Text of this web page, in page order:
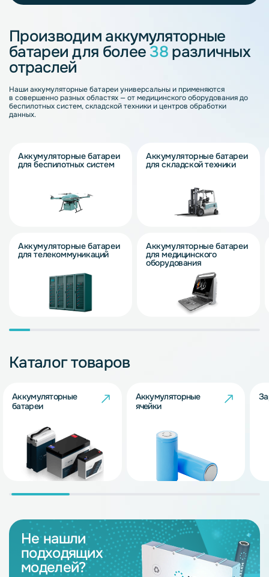
Производим аккумуляторные
батареи для более38 различных
отраслей
Наши аккумуляторные батареи универсальны и применяются
в совершенно разных областях — от медицинского оборудования до
беспилотных систем, складской техники и центров обработки
данных.
Аккумуляторные батареи
для беспилотных систем
Аккумуляторные батареи
для телекоммуникаций
Аккумуляторные батареи
для складской техники
Аккумуляторные батареи
для медицинского
оборудования
Каталог товаров
Аккумуляторные
батареи
Аккумуляторные
ячейки
Не нашли
подходящих
моделей?